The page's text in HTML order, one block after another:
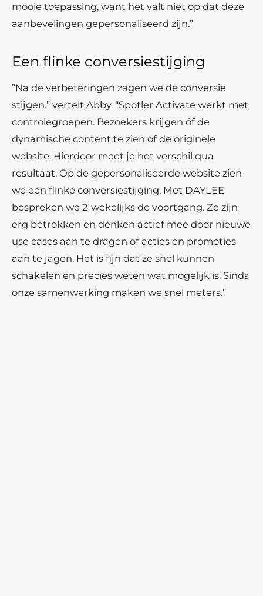
mooie toepassing, want het valt niet op dat deze
aanbevelingen gepersonaliseerd zijn.”
Een flinke conversiestijging
”Na de verbeteringen zagen we de conversie
stijgen.” vertelt Abby. “Spotler Activate werkt met
controlegroepen. Bezoekers krijgen óf de
dynamische content te zien óf de originele
website. Hierdoor meet je het verschil qua
resultaat. Op de gepersonaliseerde website zien
we een flinke conversiestijging. Met DAYLEE
bespreken we 2-wekelijks de voortgang. Ze zijn
erg betrokken en denken actief mee door nieuwe
use cases aan te dragen of acties en promoties
aan te jagen. Het is fijn dat ze snel kunnen
schakelen en precies weten wat mogelijk is. Sinds
onze samenwerking maken we snel meters.”